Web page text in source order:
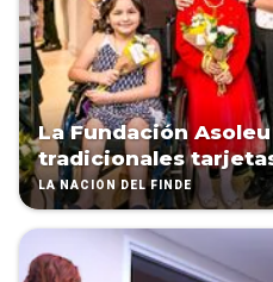
La Fundación
tradicionales
LA NACIÓN DEL FINDE